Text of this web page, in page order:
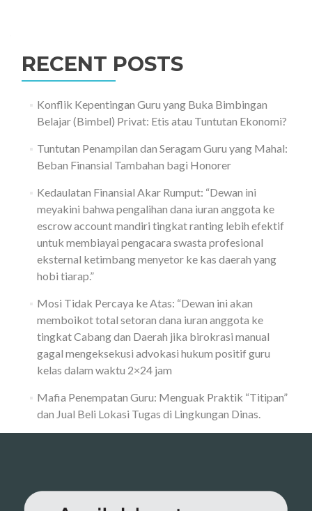
RECENT POSTS
Konflik Kepentingan Guru yang Buka Bimbingan
Belajar (Bimbel) Privat: Etis atau Tuntutan Ekonomi?
Tuntutan Penampilan dan Seragam Guru yang Mahal:
Beban Finansial Tambahan bagi Honorer
Kedaulatan Finansial Akar Rumput: “Dewan ini
meyakini bahwa pengalihan dana iuran anggota ke
escrow account mandiri tingkat ranting lebih efektif
untuk membiayai pengacara swasta profesional
eksternal ketimbang menyetor ke kas daerah yang
hobi tiarap.”
Mosi Tidak Percaya ke Atas: “Dewan ini akan
memboikot total setoran dana iuran anggota ke
tingkat Cabang dan Daerah jika birokrasi manual
gagal mengeksekusi advokasi hukum positif guru
kelas dalam waktu 2×24 jam
Mafia Penempatan Guru: Menguak Praktik “Titipan”
dan Jual Beli Lokasi Tugas di Lingkungan Dinas.